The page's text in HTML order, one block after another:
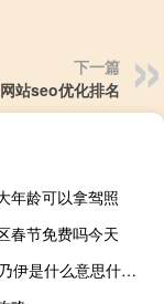
下一篇
网站seo优化排名
年龄可以拿驾照
春节免费吗今天
21世纪木乃伊是什么意思什么梗